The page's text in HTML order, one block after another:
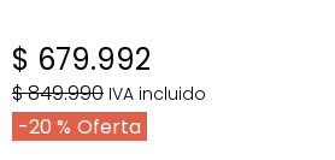
$ 679.992
$849.990 IVA incluido
20 %